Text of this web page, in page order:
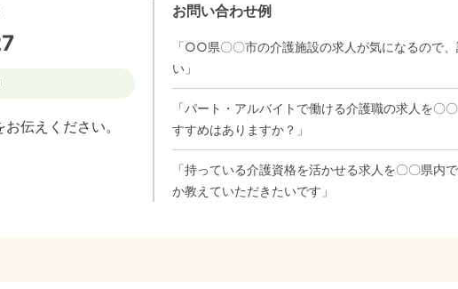
伝えください。
お問い合わせ例
「○○県〇〇市の介護施設の求人が気になるので
い」
「パート・アルバイトで働ける介護職の求人を〇
すすめはありますか？」
「持っている介護資格を活かせる求人を〇〇県内
か教えていただきたいです」